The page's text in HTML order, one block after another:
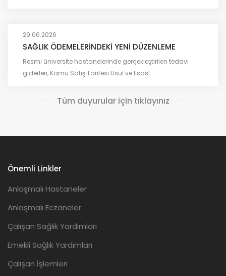
29.06.2026
SAĞLIK ÖDEMELERİNDEKİ YENİ DÜZENLEME
Resmi üniversite hastanelerinde gerçekleştirilen tedavi
giderleri, Kamu Satış Tarifesi Usul ve Esasl...
Tüm duyurular için tıklayınız
Önemli Linkler
Anlaşmalı Hastaneler
Anlaşmalı Eczaneler
Çalışan Sağlık Yardımları
Emekli Sağlık Yardımları
Çalışan İşlemleri